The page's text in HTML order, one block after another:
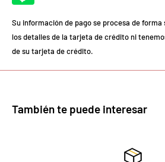
Su información de pago se procesa de
los detalles de la tarjeta de crédito ni
de su tarjeta de crédito.
También te puede interesar